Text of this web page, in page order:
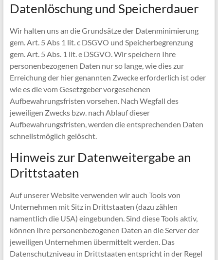
Datenlöschung und Speicherdauer
Wir halten uns an die Grundsätze der Datenminimierung
gem. Art. 5 Abs 1 lit. c DSGVO und Speicherbegrenzung
gem. Art. 5 Abs. 1 lit. e DSGVO. Wir speichern Ihre
personenbezogenen Daten nur so lange, wie dies zur
Erreichung der hier genannten Zwecke erforderlich ist oder
wie es die vom Gesetzgeber vorgesehenen
Aufbewahrungsfristen vorsehen. Nach Wegfall des
jeweiligen Zwecks bzw. nach Ablauf dieser
Aufbewahrungsfristen, werden die entsprechenden Daten
schnellstmöglich gelöscht.
Hinweis zur Datenweitergabe an
Drittstaaten
Auf unserer Website verwenden wir auch Tools von
Unternehmen mit Sitz in Drittstaaten (dazu zählen
namentlich die USA) eingebunden. Sind diese Tools aktiv,
können Ihre personenbezogenen Daten an die Server der
jeweiligen Unternehmen übermittelt werden. Das
Datenschutzniveau in Drittstaaten entspricht in der Regel